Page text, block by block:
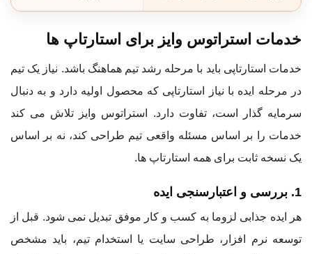
خدمات استراتوس وایز برای استارتاپ ها
خدمات استارتاپی باید با مرحله رشد تیم هماهنگ باشد. نیاز یک تیم
در مرحله ایده با نیاز استارتاپی که محصول اولیه دارد و به دنبال
سرمایه گذار است، تفاوت دارد. استراتوس وایز تلاش می کند
خدمات را بر اساس مسئله واقعی تیم طراحی کند، نه بر اساس
یک نسخه ثابت برای همه استارتاپ ها.
1. بررسی و اعتبارسنجی ایده
هر ایده جذابی لزوما به کسب و کار موفق تبدیل نمی شود. قبل از
توسعه نرم افزار، طراحی سایت یا استخدام تیم، باید مشخص